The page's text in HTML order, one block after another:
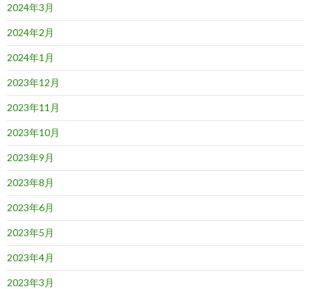
2024年3月
2024年2月
2024年1月
2023年12月
2023年11月
2023年10月
2023年9月
2023年8月
2023年6月
2023年5月
2023年4月
2023年3月